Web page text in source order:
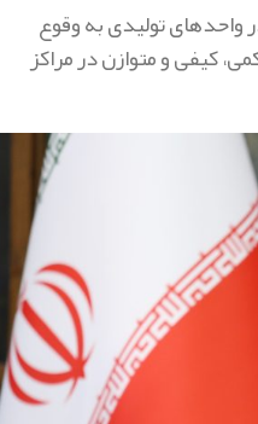
واحد‌های تولیدی به وقوع
کیفی و متوازن در مراکز